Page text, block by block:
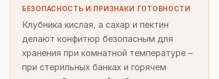
БЕЗОПАСНОСТЬ И ПРИЗНАКИ ГОТОВНОСТИ
Клубника кислая, а сахар и пектин
делают конфитюр безопасным для
хранения при комнатной температуре –
при стерильных банках и горячем